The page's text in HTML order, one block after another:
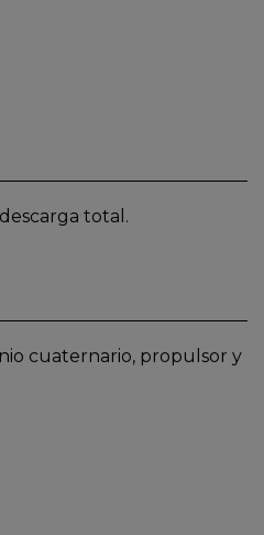
total.
cuaternario, propulsor y